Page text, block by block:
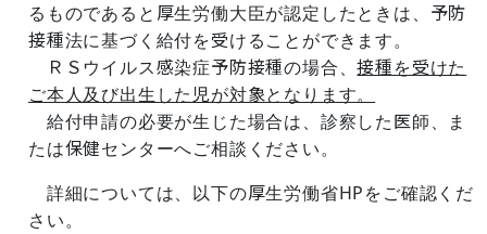
るものであると厚生労働大臣が認定したときは、予防
接種法に基づく給付を受けることができます。
ＲＳウイルス感染症予防接種の場合、接種を受けた
ご本人及び出生した児が対象となります。
給付申請の必要が生じた場合は、診察した医師、ま
たは保健センターへご相談ください。
詳細については、以下の厚生労働省HPをご確認くだ
さい。